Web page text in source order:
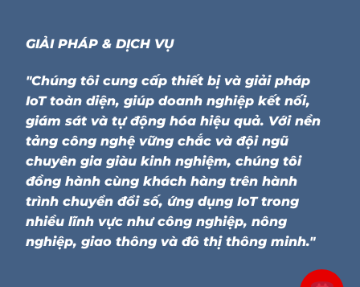
GIẢI PHÁP & DỊCH VỤ
"Chúng tôi cung cấp thiết bị và giải pháp
IoT toàn diện, giúp doanh nghiệp kết nối,
giám sát và tự động hóa hiệu quả. Với nền
tảng công nghệ vững chắc và đội ngũ
chuyên gia giàu kinh nghiệm, chúng tôi
đồng hành cùng khách hàng trên hành
trình chuyển đổi số, ứng dụng IoT trong
nhiều lĩnh vực như công nghiệp, nông
nghiệp, giao thông và đô thị thông minh."